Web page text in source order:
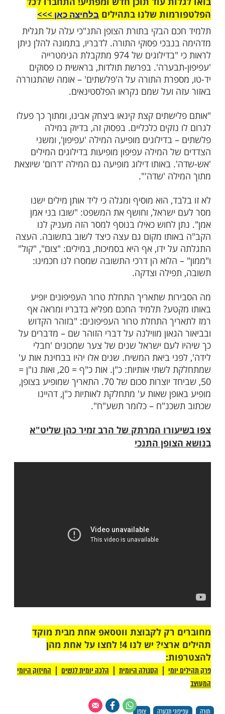
שלנו בתהיליםבלחיצה כאן >>>​
הבקי בתורת הצופן התנ"כי עלה על תגלית
פסוקי התורה. לדבריו, בתמונה להלן ניתן
לראות כי "בדילוגים של 974 מתקבלת הגימטרייה
בפרשת תולדות, בראשית כו פסוקים
התורה על ה'פלשתים' – אומה שהתגוררה
ועל שמם נקראו הפלסטינאים.
קצת קינאו ביצחק אבינו, ומתוך כך פעלו
כלכליים. בפסוק זה, בדיוק במילה
מופיעה המילה 'עפיפון', ומשני
המילה עפיפון מופיעות בדילוגים המילים
דילוג מופיעה גם המילה 'דרום' שיוצאת
'שדה'".
הוא מוסיף ומגלה כי ליד אותן מילים ישנו
וחושף את המשפט: "שובו בני אמן
לחוש כאילו בנוסף למסר הזה מעניק לנו
מקום גם עצה כיצד לשוב בתשובה. העצה
ידו, אף היא בסמיכות, במילים: "צום", "קול"
הלוא הן דרכי התשובה שמסרו לנו חכמינו:
וצדקה.
לעם ישראל שנים של צער שמכונים 'חבלי
שאות ע' מתחלקת לאותיות כ"ן, דהיינו
– כלומר תשע"ח".
המרתק של הרב זמיר כהן שליט"א
התנכי